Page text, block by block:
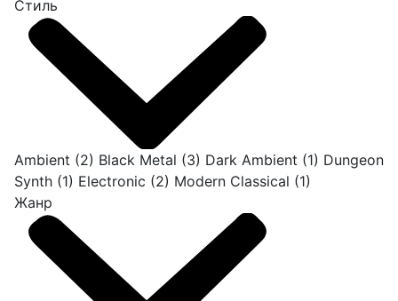
Стиль
Ambient (2) Black Metal (3) Dark Ambient (1) Dungeon
Synth (1) Electronic (2) Modern Classical (1)
Жанр